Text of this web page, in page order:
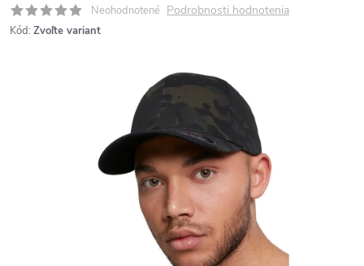
Neohodnotené Podrobnosti hodnotenia
Kód: Zvoľte variant